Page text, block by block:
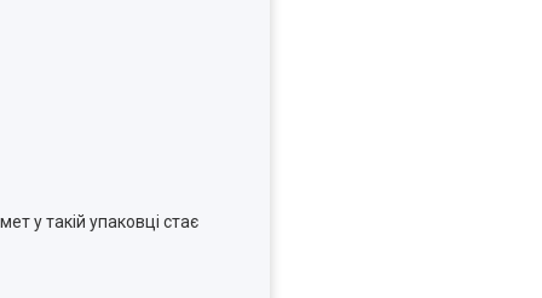
у такій упаковці стає